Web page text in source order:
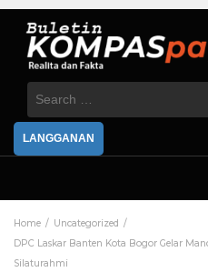
Search
LANGGANAN
Home
Uncategorized
DPC Laskar Banten Kota Bogor Gelar
Silaturahmi